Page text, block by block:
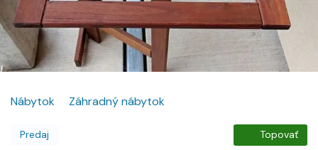
Nábytok Záhradný nábytok
Predaj Topovať